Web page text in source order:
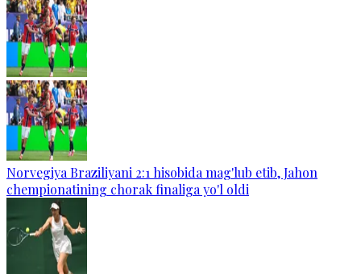
Norvegiya Braziliyani 2:1 hisobida mag'lub etib, Jahon
chempionatining chorak finaliga yo'l oldi